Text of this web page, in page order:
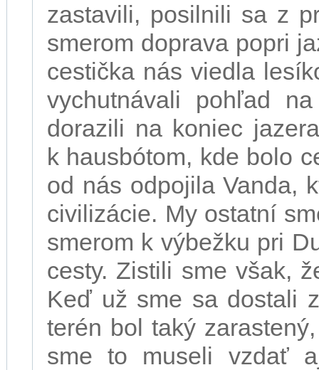
zastavili, posilnili sa z
smerom doprava popri
cestička nás viedla
vychutnávali pohľad
dorazili na koniec
k hausbótom, kde bolo
od nás odpojila Vanda,
civilizácie. My ostatní
smerom k výbežku pri
cesty. Zistili sme však,
Keď už sme sa dostali
terén bol taký
sme to museli vzdať